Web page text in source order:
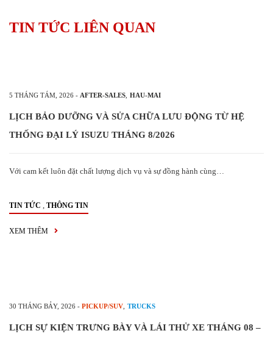
TIN TỨC LIÊN QUAN
5 THÁNG TÁM, 2026 - AFTER-SALES HAU-MAI
LỊCH BẢO DƯỠNG VÀ SỬA CHỮA LƯU ĐỘNG TỪ HỆ
THỐNG ĐẠI LÝ ISUZU THÁNG 8/2026
Với cam kết luôn đặt chất lượng dịch vụ và sự đồng hành cùng…
TIN TỨC , THÔNG TIN
XEM THÊM
30 THÁNG BẢY, 2026 - PICKUP/SUV TRUCKS
LỊCH SỰ KIỆN TRƯNG BÀY VÀ LÁI THỬ XE THÁNG 08 –